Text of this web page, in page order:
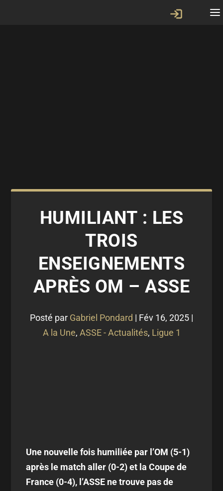
HUMILIANT : LES
TROIS
ENSEIGNEMENTS
APRÈS OM – ASSE
Posté par Gabriel Pondard | Fév 16, 2025 |
A la Une, ASSE - Actualités, Ligue 1
Une nouvelle fois humiliée par l’OM (5-1)
après le match aller (0-2) et la Coupe de
France (0-4), l’ASSE ne trouve pas de